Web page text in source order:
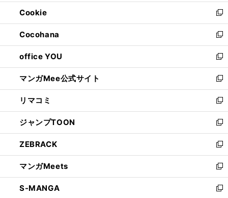
く
ウ
で
開
く
ン
ド
ウ
で
開
く
ウ
ィ
ン
ド
ウ
で
開
く
Cookie
新
し
い
ウ
ィ
ン
ド
ウ
で
開
く
Cocohana
新
し
い
ウ
ィ
ン
ド
ウ
で
開
く
office YOU
新
し
い
ウ
ィ
ン
ド
ウ
で
開
く
マンガMee公式サイト
新
し
い
ウ
ィ
ン
ド
ウ
で
開
く
リマコミ
新
し
い
ウ
ィ
ン
ド
ウ
で
ジャンプTOON
新
し
い
ウ
ィ
ン
ド
ZEBRACK
新
し
い
ウ
ィ
マンガMeets
新
し
い
S-MANGA
新